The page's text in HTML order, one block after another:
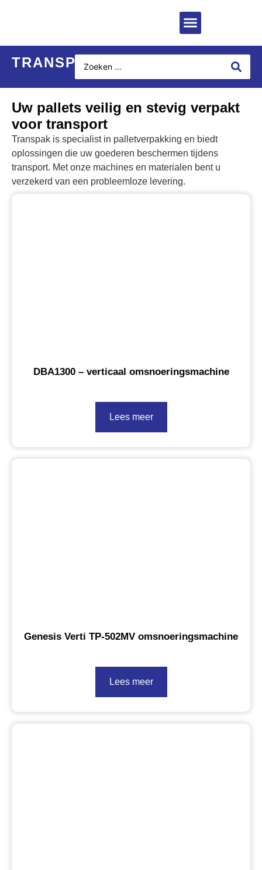
TRANSPAK
Uw pallets veilig en stevig verpakt
voor transport
Transpak is specialist in palletverpakking en biedt
oplossingen die uw goederen beschermen tijdens
transport. Met onze machines en materialen bent u
verzekerd van een probleemloze levering.
DBA1300 – verticaal omsnoeringsmachine
Lees meer
Genesis Verti TP-502MV omsnoeringsmachine
Lees meer